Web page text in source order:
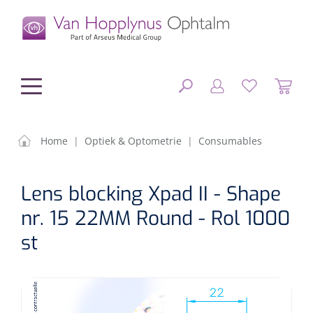
Chirurgisch materiaal
OP-sets
IOL's
Diagnostiek
Tonometers
OCT's
Klein Materiaal
Optometrie/Orthoptie
Optiek & Optometrie
FILTEREN
Home | Optiek & Optometrie | Consumables
Lens blocking Xpad II - Shape
nr. 15 22MM Round - Rol 1000
st